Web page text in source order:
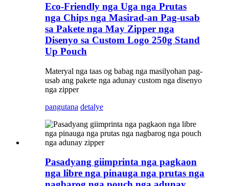
Eco-Friendly nga Uga nga Prutas
nga Chips nga Masirad-an Pag-usab
sa Pakete nga May Zipper nga
Disenyo sa Custom Logo 250g Stand
Up Pouch
Materyal nga taas og babag nga masilyohan pag-
usab ang pakete nga adunay custom nga disenyo
nga zipper
pangutana detalye
Pasadyang giimprinta nga pagkaon
nga libre nga pinauga nga prutas nga